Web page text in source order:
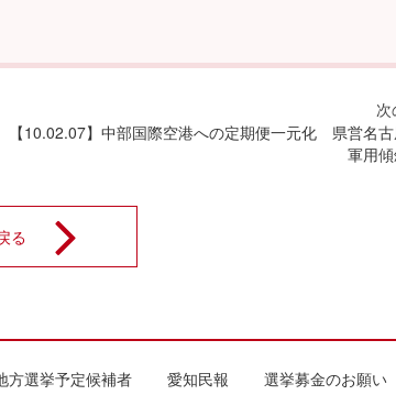
【10.02.07】中部国際空港への定期便一元化 県営名
軍用
る
方選挙予定候補者 愛知民報 選挙募金のお願い